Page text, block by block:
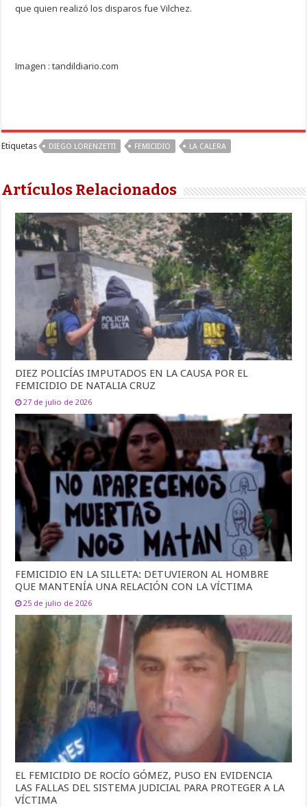
que quien realizó los disparos fue Vilchez.
Imagen : tandildiario.com
Etiquetas DIEGO LORENZETTI FEMICIDIO LA CALERA
Artículos Relacionados
DIEZ POLICÍAS IMPUTADOS EN LA CAUSA POR EL
FEMICIDIO DE NATALIA CRUZ
27 de julio de 2026
FEMICIDIO EN LA SILLETA: DETUVIERON AL HOMBRE
QUE MANTENÍA UNA RELACIÓN CON LA VÍCTIMA
25 de julio de 2026
EL FEMICIDIO DE ROCÍO GÓMEZ, PUSO EN EVIDENCIA
LAS FALLAS DEL SISTEMA JUDICIAL PARA PROTEGER A LA
VÍCTIMA